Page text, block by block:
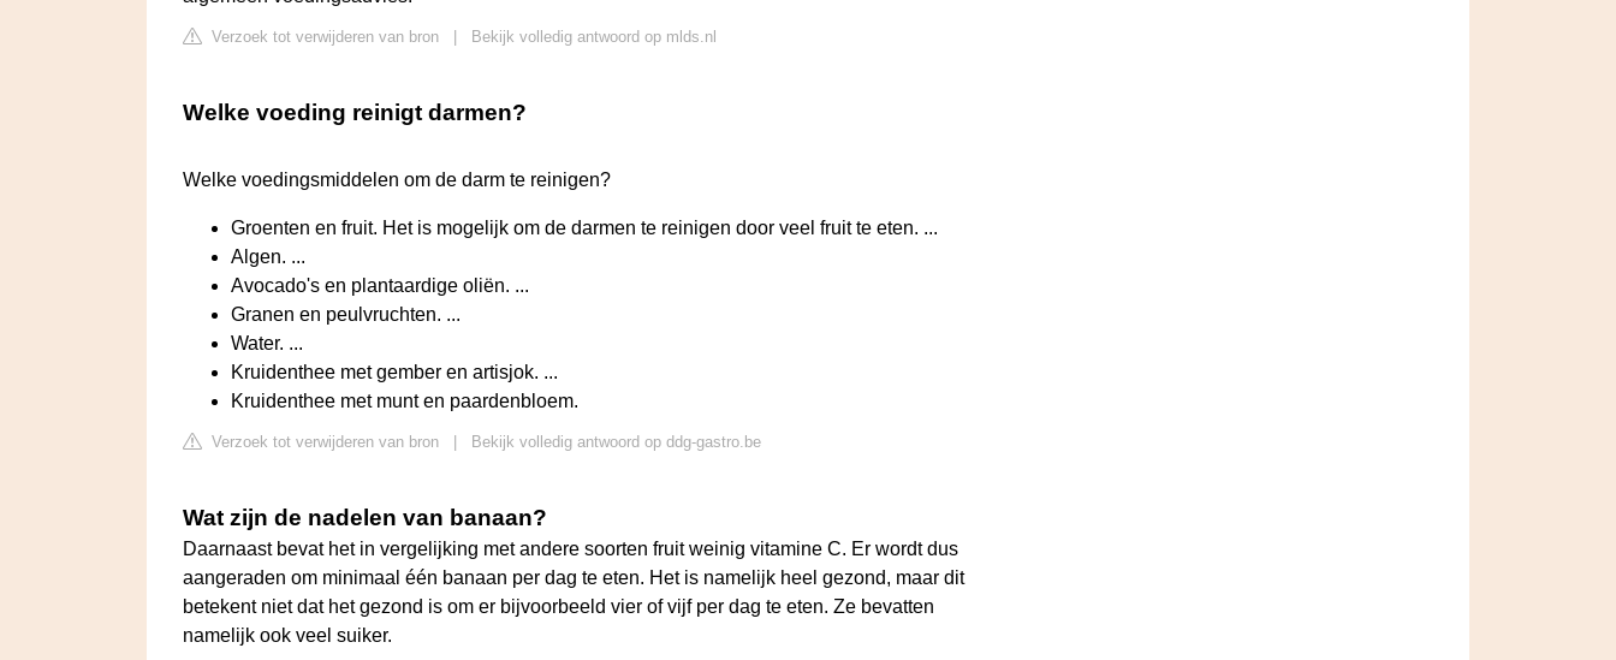
Verzoek tot verwijderen van bron Bekijk volledig antwoord op mlds.nl
Welke voeding reinigt darmen?
Welke voedingsmiddelen om de darm te reinigen?
Groenten en fruit. Het is mogelijk om de darmen te reinigen door veel fruit te eten. ...
Algen. ...
Avocado's en plantaardige oliën. ...
Granen en peulvruchten. ...
Water. ...
Kruidenthee met gember en artisjok. ...
Kruidenthee met munt en paardenbloem.
Verzoek tot verwijderen van bron Bekijk volledig antwoord op ddg-gastro.be
Wat zijn de nadelen van banaan?
Daarnaast bevat het in vergelijking met andere soorten fruit weinig vitamine C. Er wordt dus
aangeraden om minimaal één banaan per dag te eten. Het is namelijk heel gezond, maar dit
betekent niet dat het gezond is om er bijvoorbeeld vier of vijf per dag te eten. Ze bevatten
namelijk ook veel suiker.